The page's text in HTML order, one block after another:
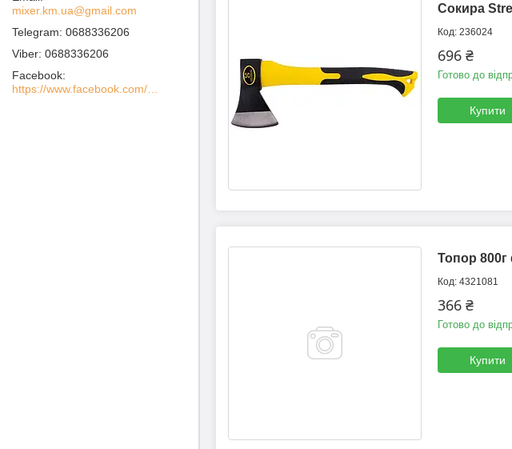
Сокира
236024
696 ₴
Готово до
Купити
Топор 800г
4321081
366 ₴
Готово до
Купити
mixer.km.ua@gmail.com
0688336206
0688336206
Facebook